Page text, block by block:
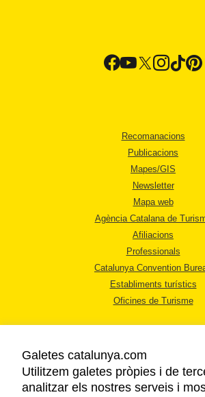
Recomanacions
Publicacions
Mapes/GIS
Newsletter
Mapa web
Agència Catalana de
Afiliacions
Professionals
Catalunya Convention
Establiments turístics
Oficines de Turisme
Galetes catalunya.com
Utilitzem galetes pròpies i de
analitzar els nostres serveis i